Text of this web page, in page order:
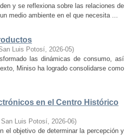
y se reflexiona sobre las relaciones de
medio ambiente en el que necesita ...
Luis Potosí, 2026-05)
las dinámicas de consumo, así
Miniso ha logrado consolidarse como
en el Centro Histórico
San Luis Potosí, 2026-06)
el objetivo de determinar la percepción y